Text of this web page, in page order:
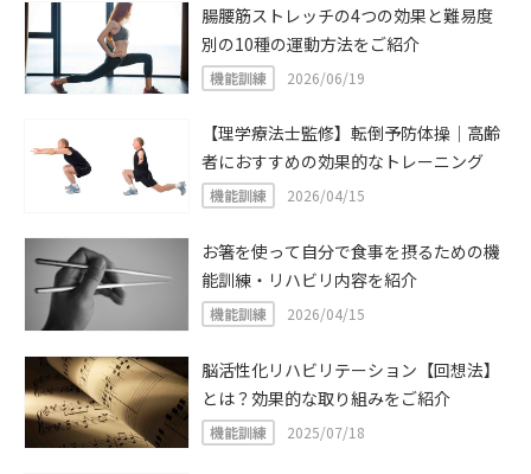
腸腰筋ストレッチの4つの効果と難易度
別の10種の運動方法をご紹介
機能訓練 2026/06/19
【理学療法士監修】転倒予防体操｜高齢
者におすすめの効果的なトレーニング
機能訓練 2026/04/15
お箸を使って自分で食事を摂るための機
能訓練・リハビリ内容を紹介
機能訓練 2026/04/15
脳活性化リハビリテーション【回想法】
とは？効果的な取り組みをご紹介
機能訓練 2025/07/18